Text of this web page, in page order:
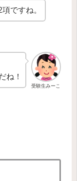
ですね。
受験生みーこ
ね！